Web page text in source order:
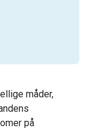
måder,
på